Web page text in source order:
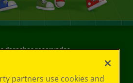
derechos reservados.
partners use cookies and